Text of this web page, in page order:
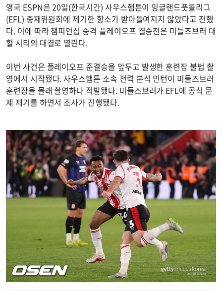
영국 ESPN은 20일(한국시간) 사우스햄튼이 잉글랜드풋볼리그
(EFL) 중재위원회에 제기한 항소가 받아들여지지 않았다고 전했
다. 이에 따라 챔피언십 승격 플레이오프 결승전은 미들즈브러 대
헐 시티의 대결로 열린다.
이번 사건은 플레이오프 준결승을 앞두고 발생한 훈련장 불법 촬
영에서 시작됐다. 사우스햄튼 소속 전력 분석 인턴이 미들즈브러
훈련장을 몰래 촬영하다 적발됐다. 미들즈브러가 EFL에 공식 문
제 제기를 하면서 조사가 진행됐다.